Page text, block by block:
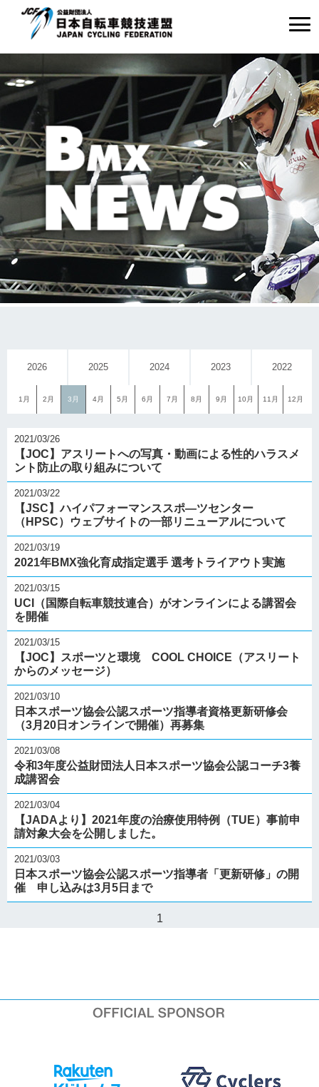
2026 2025 2024 2023 2022
1月 2月 3月 4月 5月 6月 7月 8月 9月 10月 11月 12月
2021/03/26
【JOC】アスリートへの写真・動画による性的ハラスメ
ント防止の取り組みについて
2021/03/22
【JSC】ハイパフォーマンススポ―ツセンター
（HPSC）ウェブサイトの一部リニューアルについて
2021/03/19
2021年BMX強化育成指定選手 選考トライアウト実施
2021/03/15
UCI（国際自転車競技連合）がオンラインによる講習会
を開催
2021/03/15
【JOC】スポーツと環境 COOL CHOICE（アスリート
からのメッセージ）
2021/03/10
日本スポーツ協会公認スポーツ指導者資格更新研修会
（3月20日オンラインで開催）再募集
2021/03/08
令和3年度公益財団法人日本スポーツ協会公認コーチ3養
成講習会
2021/03/04
【JADAより】2021年度の治療使用特例（TUE）事前申
請対象大会を公開しました。
2021/03/03
日本スポーツ協会公認スポーツ指導者「更新研修」の開
催 申し込みは3月5日まで
1